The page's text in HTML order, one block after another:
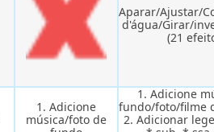
Aparar/Ajustar/
d'água/Girar/
(21
1. Adicione
música/foto de
1. Adicione
fundo/foto/filme
2. Adicionar